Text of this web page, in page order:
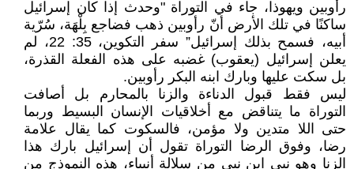
رأوبين ويهوذا، جاء في التوراة "وحدث إذا كان إسرائيل
ساكنًا في تلك الأرض أنّ رأوبين ذهب فضاجع بِلْهَة، سُرّية
أبيه، فسمح بذلك إسرائيل” سفر التكوين، 35: 22، لم
يعلن إسرائيل (يعقوب) غضبه على هذه الفعلة القذرة،
بل سكت عليها وبارك ابنه البكر رأوبين.
ليس فقط قبول الدناءة والزنا بالمحارم بل أصافت
التوراة ما يتناقض مع أخلاقيات الإنسان البسيط وربما
حتى اللا متدين ولا مؤمن، فالسكوت كما يقال علامة
رضا، وفوق الرضا التوراة تقول أن إسرائيل بارك هذا
الزنا وهو نبي ابن نبي من سلالة أنبياء، هذه النموذج من